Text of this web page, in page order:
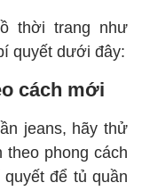
thời trang như
quyết dưới đây:
cách mới
jeans, hãy thử
theo phong cách
để tủ quần